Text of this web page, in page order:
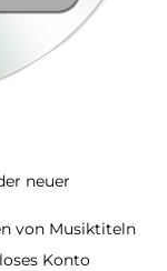
neuer
von Musiktiteln
Konto